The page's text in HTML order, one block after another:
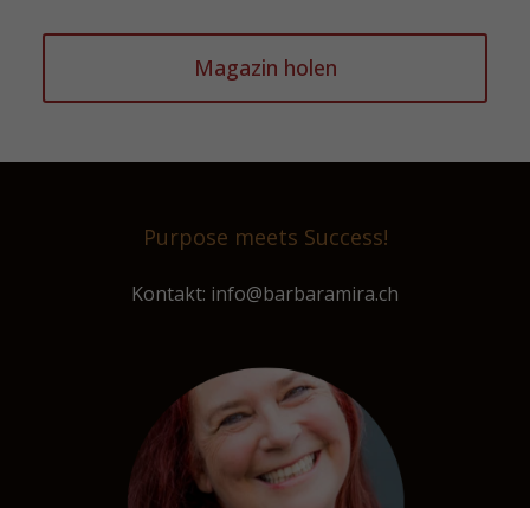
Magazin holen
Purpose meets Success!
Kontakt: info@barbaramira.ch